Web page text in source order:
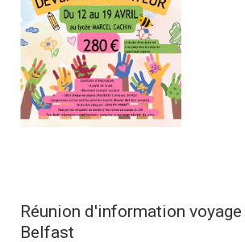
Réunion d'information voyage
Belfast